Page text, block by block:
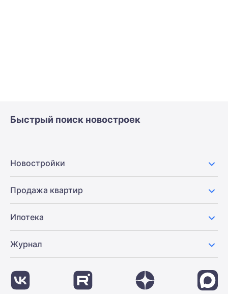
Быстрый поиск новостроек
Новостройки
Продажа квартир
Ипотека
Журнал